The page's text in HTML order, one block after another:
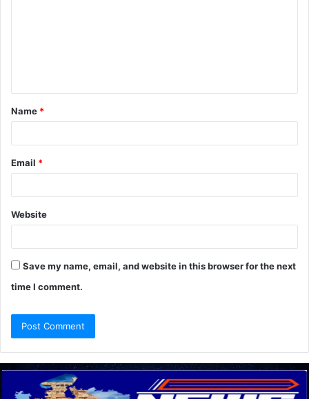
t
*
Name *
Email *
Website
Save my name, email, and website in this browser for the next
time I comment.